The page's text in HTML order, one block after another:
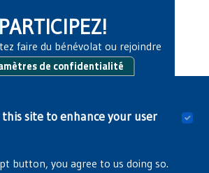
PARTICIPEZ!
faire du bénévolat ou rejoindre
nos projets participatifs?
de confidentialité
this site to enhance your user
button, you agree to us doing so.